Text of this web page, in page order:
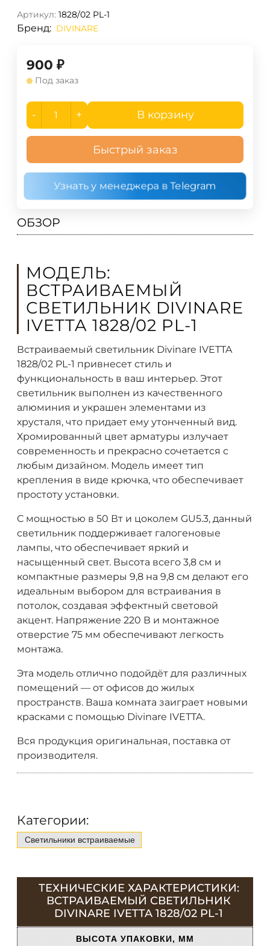
Артикул: 1828/02 PL-1
Бренд: DIVINARE
900 ₽
Под заказ
- + В корзину
Быстрый заказ
Узнать у менеджера в Telegram
ОБЗОР
МОДЕЛЬ:
ВСТРАИВАЕМЫЙ
СВЕТИЛЬНИК DIVINARE
IVETTA 1828/02 PL-1
Встраиваемый светильник Divinare IVETTA
1828/02 PL-1 привнесет стиль и
функциональность в ваш интерьер. Этот
светильник выполнен из качественного
алюминия и украшен элементами из
хрусталя, что придает ему утонченный вид.
Хромированный цвет арматуры излучает
современность и прекрасно сочетается с
любым дизайном. Модель имеет тип
крепления в виде крючка, что обеспечивает
простоту установки.
С мощностью в 50 Вт и цоколем GU5.3, данный
светильник поддерживает галогеновые
лампы, что обеспечивает яркий и
насыщенный свет. Высота всего 3,8 см и
компактные размеры 9,8 на 9,8 см делают его
идеальным выбором для встраивания в
потолок, создавая эффектный световой
акцент. Напряжение 220 В и монтажное
отверстие 75 мм обеспечивают легкость
монтажа.
Эта модель отлично подойдёт для различных
помещений — от офисов до жилых
пространств. Ваша комната заиграет новыми
красками с помощью Divinare IVETTA.
Вся продукция оригинальная, поставка от
производителя.
Категории:
Светильники встраиваемые
ТЕХНИЧЕСКИЕ ХАРАКТЕРИСТИКИ:
ВСТРАИВАЕМЫЙ СВЕТИЛЬНИК
DIVINARE IVETTA 1828/02 PL-1
ВЫСОТА УПАКОВКИ, ММ